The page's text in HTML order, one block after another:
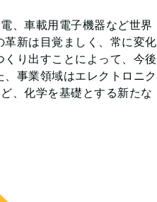
、車載用電子機器など世界
新は目覚ましく、常に変化
り出すことによって、今後
事業領域はエレクトロニク
、化学を基礎とする新たな